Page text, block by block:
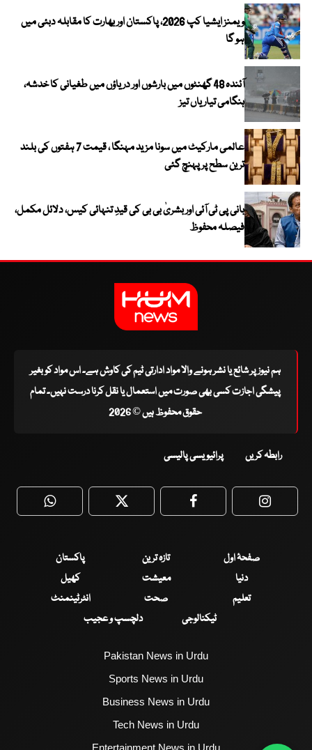
ویمنز ایشیا کپ 2026، پاکستان اور بھارت کا مقابلہ دبئی میں
ہو گا
آئندہ 48 گھنٹوں میں بارشوں اور دریاؤں میں طغیانی کا خدشہ،
ہنگامی تیاریاں تیز
عالمی مارکیٹ میں سونا مزید مہنگا ، قیمت 7 ہفتوں کی بلند
ترین سطح پر پہنچ گئی
بانی پی ٹی آئی اور بشریٰ بی بی کی قیدِ تنہائی کیس، دلائل مکمل،
فیصلہ محفوظ
ہم نیوز پر شائع یا نشر ہونے والا مواد ادارتی ٹیم کی کاوش ہے۔ اس مواد کو بغیر
پیشگی اجازت کسی بھی صورت میں استعمال یا نقل کرنا درست نہیں۔ تمام
حقوق محفوظ ہیں © 2026
رابطہ کریں پرائیویسی پالیسی
WhatsApp Twitter Facebook
صفحۂ اول تازہ ترین
پاکستان
دنیا
معیشت
کھیل
تعلیم
صحت
انٹرٹینمنٹ
ٹیکنالوجی
دلچسپ و عجیب
Pakistan News in Urdu
Sports News in Urdu
Business News in Urdu
Tech News in Urdu
Entertainment News in Urdu